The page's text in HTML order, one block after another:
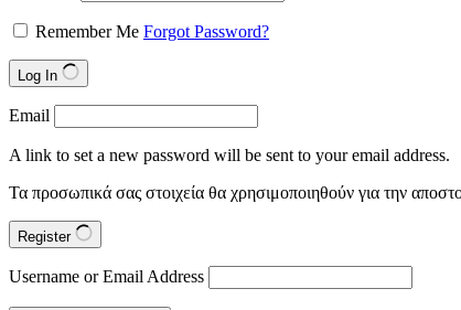
Remember Me Forgot Password?
Log In
Email
A link to set a new password will be sent to your email address.
Τα προσωπικά σας στοιχεία θα χρησιμοποιηθούν για την
Register
Username or Email Address